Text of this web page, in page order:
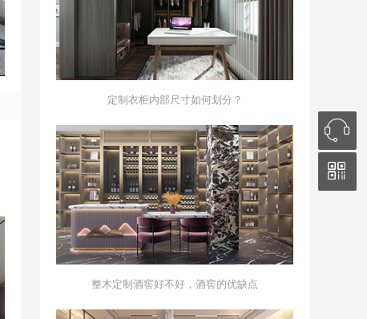
定制衣柜内部尺寸如何划分？
整木定制酒窖好不好，酒窖的优缺点